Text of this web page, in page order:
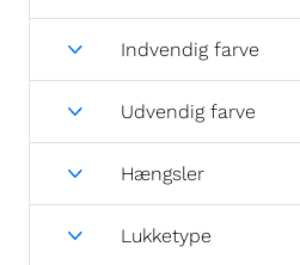
Indvendig farve
Udvendig farve
Hængsler
Lukketype